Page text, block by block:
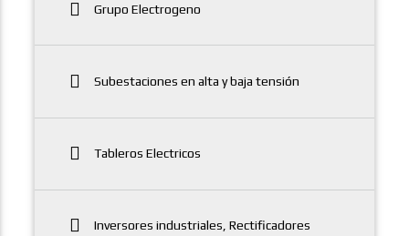
Grupo Electrogeno
Subestaciones en alta y baja tensión
Tableros Electricos
Inversores industriales, Rectificadores